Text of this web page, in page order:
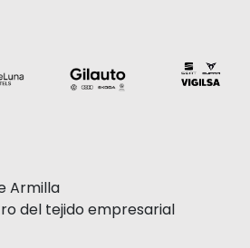
Armilla
del tejido empresarial